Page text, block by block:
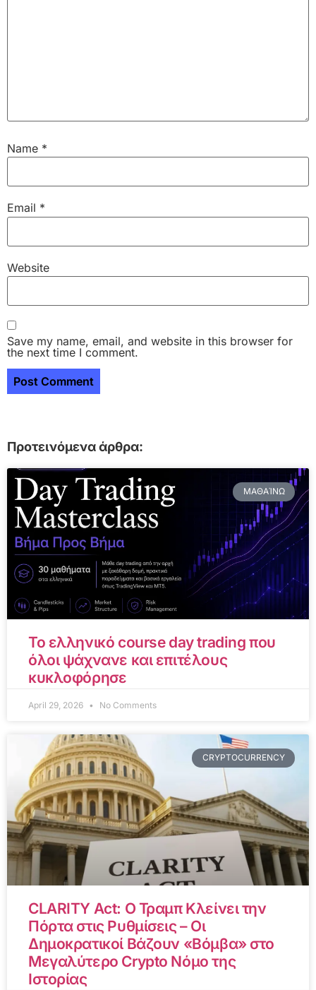
Name *
Email *
Website
Save my name, email, and website in this browser for
the next time I comment.
Προτεινόμενα άρθρα:
ΜΑΘΑΊΝΩ
Το ελληνικό course day trading που
όλοι ψάχνανε και επιτέλους
κυκλοφόρησε
April 29, 2026 No Comments
CRYPTOCURRENCY
CLARITY Act: Ο Τραμπ Κλείνει την
Πόρτα στις Ρυθμίσεις – Οι
Δημοκρατικοί Βάζουν «Βόμβα» στο
Μεγαλύτερο Crypto Νόμο της
Ιστορίας